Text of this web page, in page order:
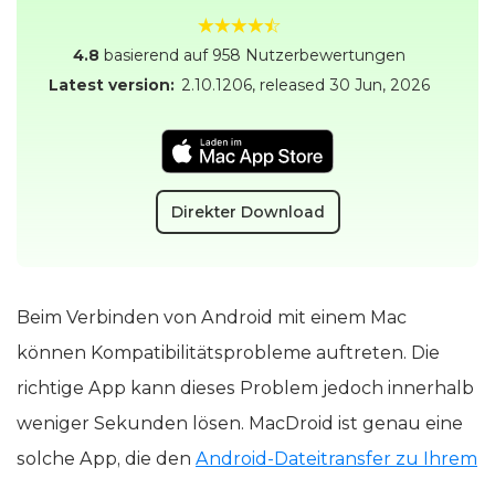
4.8 basierend auf 958 Nutzerbewertungen
Latest version: 2.10.1206, released 30 Jun, 2026
Direkter Download
Beim Verbinden von Android mit einem Mac
können Kompatibilitätsprobleme auftreten. Die
richtige App kann dieses Problem jedoch innerhalb
weniger Sekunden lösen. MacDroid ist genau eine
solche App, die den Android-Dateitransfer zu Ihrem